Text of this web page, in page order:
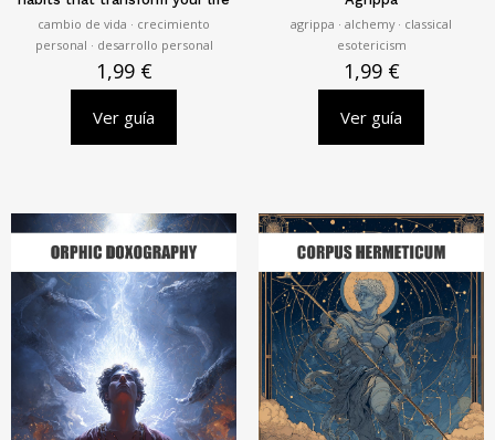
cambio de vida · crecimiento
personal · desarrollo personal
1,99 €
Ver guía
agrippa · alchemy · classical
esotericism
1,99 €
Ver guía